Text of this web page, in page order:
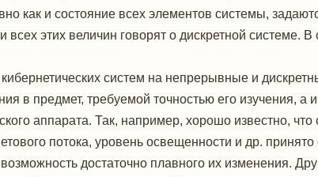
как и состояние всех элементов системы,
всех этих величин говорят о дискретной
систем на непрерывные и
в предмет, требуемой точностью его изучения,
аппарата. Так, например, хорошо известно,
потока, уровень освещенности и др.
достаточно плавного их изменения.